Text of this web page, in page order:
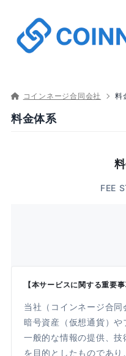
コインネージ合同会社 料
料金体系
FEE
【本サービスに関する重要事
当社（コインネージ合同
暗号資産（仮想通貨）
一般的な情報の提供、
を目的としたものであ